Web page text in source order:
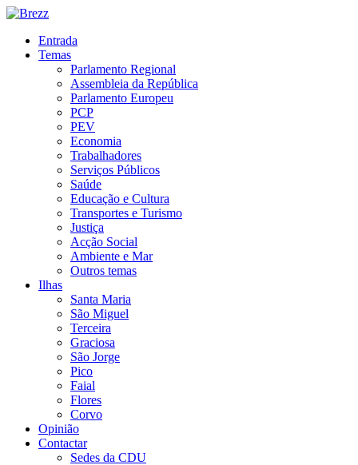
Entrada
Temas
Parlamento Regional
Assembleia da República
Parlamento Europeu
PCP
PEV
Economia
Trabalhadores
Serviços Públicos
Saúde
Educação e Cultura
Transportes e Turismo
Justiça
Acção Social
Ambiente e Mar
Outros temas
Ilhas
Santa Maria
São Miguel
Terceira
Graciosa
São Jorge
Pico
Faial
Flores
Corvo
Opinião
Contactar
Sedes da CDU